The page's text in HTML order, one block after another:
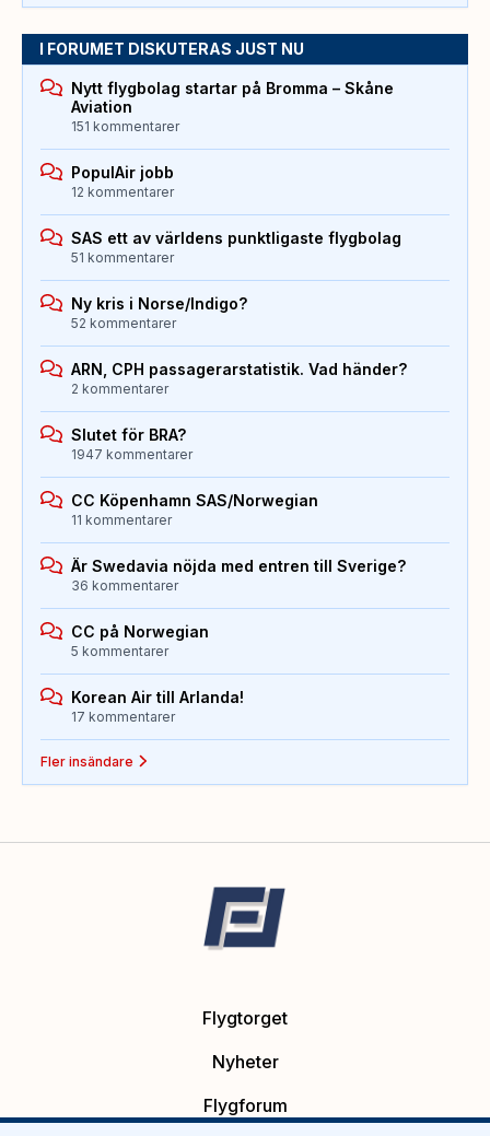
I FORUMET DISKUTERAS JUST NU
Nytt flygbolag startar på Bromma – Skåne
Aviation
151 kommentarer
PopulAir jobb
12 kommentarer
SAS ett av världens punktligaste flygbolag
51 kommentarer
Ny kris i Norse/Indigo?
52 kommentarer
ARN, CPH passagerarstatistik. Vad händer?
2 kommentarer
Slutet för BRA?
1947 kommentarer
CC Köpenhamn SAS/Norwegian
11 kommentarer
Är Swedavia nöjda med entren till Sverige?
36 kommentarer
CC på Norwegian
5 kommentarer
Korean Air till Arlanda!
17 kommentarer
Fler insändare
Flygtorget
Nyheter
Flygforum